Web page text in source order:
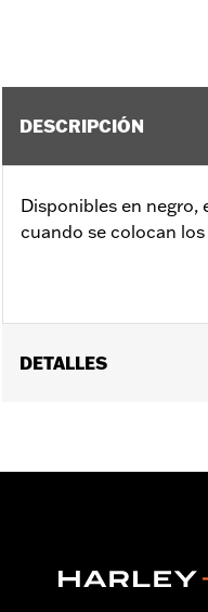
DESCRIPCIÓN
Disponibles en negro,
cuando se colocan
DETALLES
vinRequerido:false